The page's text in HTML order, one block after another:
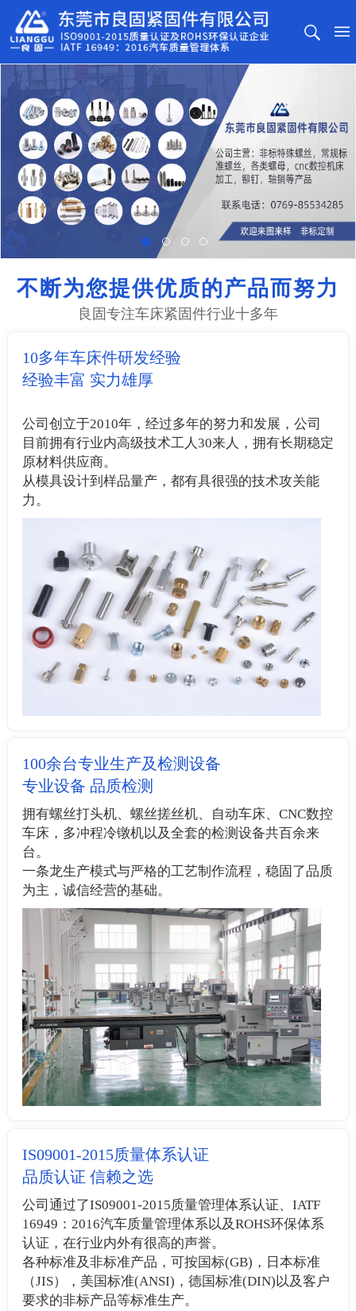
不断为您提供优质的产品而努力
良固专注车床紧固件行业十多年
10多年车床件研发经验
经验丰富 实力雄厚
公司创立于2010年，经过多年的努力和发展，公司
目前拥有行业内高级技术工人30来人，拥有长期稳定
原材料供应商。
从模具设计到样品量产，都有具很强的技术攻关能
力。
100余台专业生产及检测设备
专业设备 品质检测
拥有螺丝打头机、螺丝搓丝机、自动车床、CNC数控
车床，多冲程冷镦机以及全套的检测设备共百余来
台。
一条龙生产模式与严格的工艺制作流程，稳固了品质
为主，诚信经营的基础。
IS09001-2015质量体系认证
品质认证 信赖之选
公司通过了IS09001-2015质量管理体系认证、IATF
16949：2016汽车质量管理体系以及ROHS环保体系
认证，在行业内外有很高的声誉。
各种标准及非标准产品，可按国标(GB)，日本标准
（JIS），美国标准(ANSI)，德国标准(DIN)以及客户
要求的非标产品等标准生产。